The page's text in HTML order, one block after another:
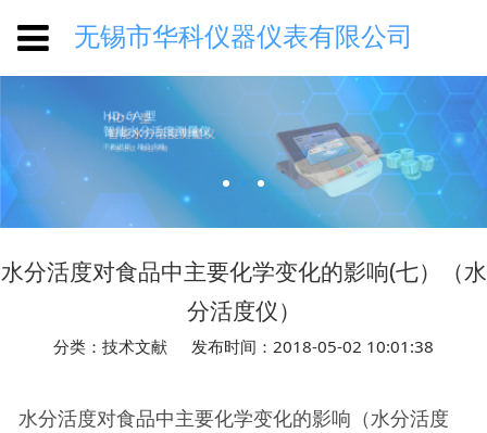
无锡市华科仪器仪表有限公司
水分活度对食品中主要化学变化的影响(七）（水
分活度仪）
分类：技术文献 发布时间：2018-05-02 10:01:38
水分活度对食品中主要化学变化的影响（水分活度